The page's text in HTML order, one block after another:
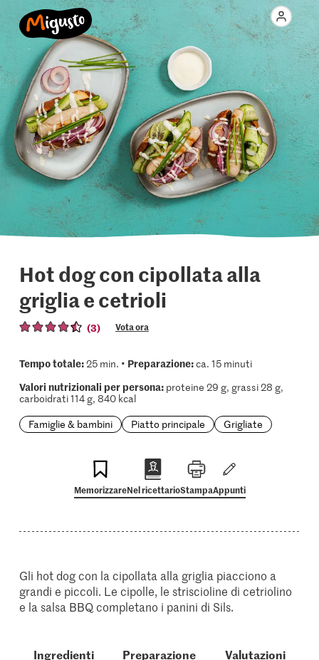
Hot dog con cipollata alla
griglia e cetrioli
(3) Vota ora
Tempo totale:25 min. • Preparazione:ca. 15 minuti
Valori nutrizionali per persona:proteine 29 g, grassi 28 g,
carboidrati 114 g, 840 kcal
Famiglie & bambini
Piatto principale Grigliate
MemorizzareNel ricettarioStampaAppunti
Gli hot dog con la cipollata alla griglia piacciono a
grandi e piccoli. Le cipolle, le striscioline di cetriolino
e la salsa BBQ completano i panini di Sils.
Ingredienti Preparazione Valutazioni